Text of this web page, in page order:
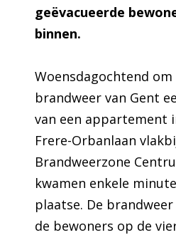
geëvacueerde
binnen.
Woensdagochtend om
brandweer van Gent
van een appartement
Frere-Orbanlaan
Brandweerzone
kwamen enkele
plaatse. De
de bewoners op de